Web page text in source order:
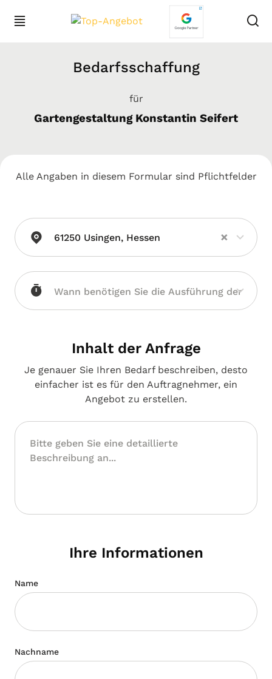
Bedarfsschaffung
für
Gartengestaltung Konstantin Seifert
Alle Angaben in diesem Formular sind Pflichtfelder
61250 Usingen, Hessen ×
Inhalt der Anfrage
Je genauer Sie Ihren Bedarf beschreiben, desto
einfacher ist es für den Auftragnehmer, ein
Angebot zu erstellen.
Ihre Informationen
Name
Nachname